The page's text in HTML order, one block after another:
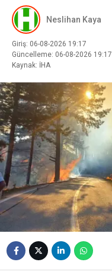
Neslihan Kaya
Giriş: 06-08-2026 19:17
Güncelleme: 06-08-2026 19:17
Kaynak: İHA